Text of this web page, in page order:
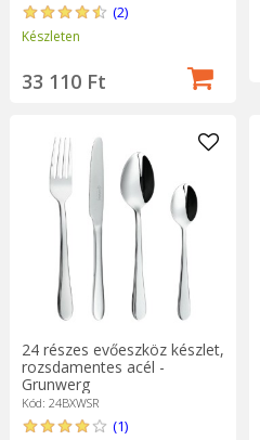
(2)
Készleten
33 110 Ft
24 részes evőeszköz készlet,
rozsdamentes acél -
Grunwerg
Kód: 24BXWSR
(1)